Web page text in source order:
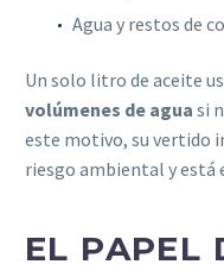
Agua y restos de
Un solo litro de aceite
volúmenes de agua si
este motivo, su vertido
riesgo ambiental y
EL PAPEL